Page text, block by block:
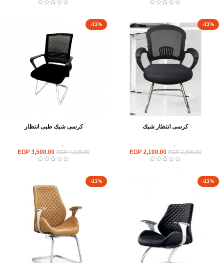
-13%
كرسى انتظار شبك
,
EGP2,420.00
EGP 2,100.00
-13%
كرسى شبك طبى انتظار
,
EGP4,025.00
EGP 3,500.00
-13%
-13%